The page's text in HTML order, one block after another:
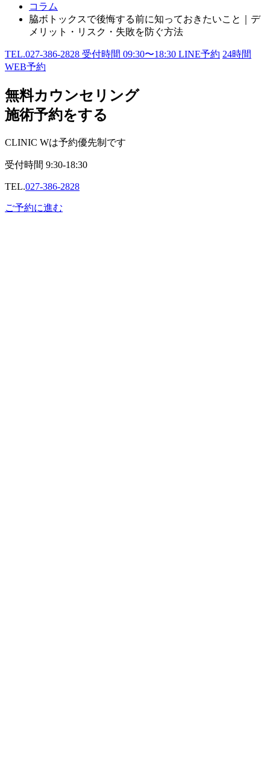
コラム
脇ボトックスで後悔する前に知っておきたいこと｜デ
メリット・リスク・失敗を防ぐ方法
TEL.027-386-2828 受付時間 09:30〜18:30 LINE予約 24時間
WEB予約
無料カウンセリング
施術予約をする
CLINIC Wは予約優先制です
受付時間 9:30-18:30
TEL.027-386-2828
ご予約に進む